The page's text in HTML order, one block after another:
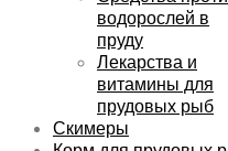
водорослей в
пруду
Лекарства и
витамины для
прудовых рыб
Скимеры